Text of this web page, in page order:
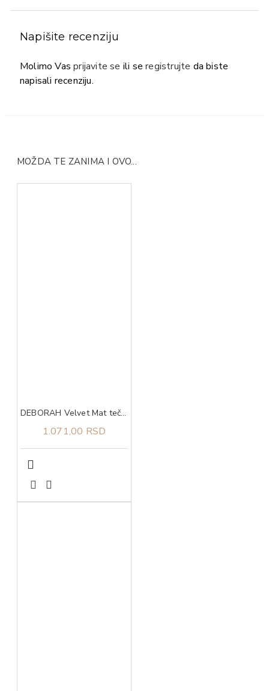
Napišite recenziju
Molimo Vasprijavite se ili seregistrujte da biste
napisali recenziju.
MOŽDA TE ZANIMA I OVO...
DEBORAH Velvet Mat tečni ruž za usne 06
1.071,00 RSD